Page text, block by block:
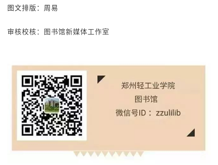
图文排版：周易
审核校核：图书馆新媒体工作室